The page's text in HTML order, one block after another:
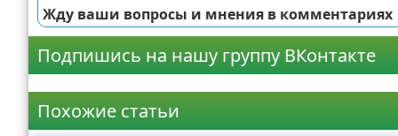
Жду ваши вопросы и мнения в комментариях
Подпишись на нашу группу ВКонтакте
Похожие статьи